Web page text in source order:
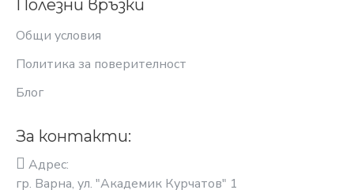
Полезни връзки
Общи условия
Политика за поверителност
Блог
За контакти:
Адрес:
гр. Варна, ул. "Академик Курчатов" 1